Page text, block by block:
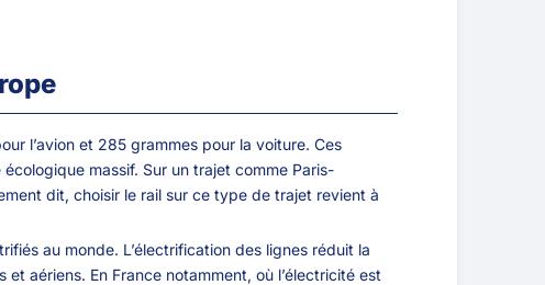
l’avion et 285 grammes pour la voiture. Ces
massif. Sur un trajet comme Paris-
dit, choisir le rail sur ce type de trajet revient à
au monde. L’électrification des lignes réduit la
aériens. En France notamment, où l’électricité est